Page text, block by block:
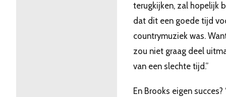
terugkijken, zal hopelijk
dat dit een goede tijd
countrymuziek was.
zou niet graag deel
van een slechte tijd.”
En Brooks eigen succes?